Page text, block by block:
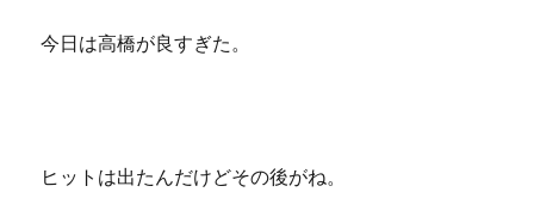
今日は高橋が良すぎた。
ヒットは出たんだけどその後がね。